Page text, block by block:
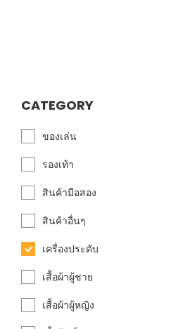
CATEGORY
ของเล่น
รองเท้า
สินค้ามือสอง
สินค้าอื่นๆ
เครื่องประดับ
เสื้อผ้าผู้ชาย
เสื้อผ้าผู้หญิง